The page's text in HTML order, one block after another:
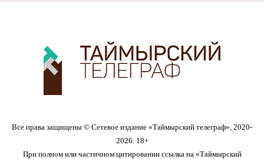
Все права защищены © Сетевое издание «Таймырский телеграф», 2020-
2026. 18+
При полном или частичном цитировании ссылка на «Таймырский